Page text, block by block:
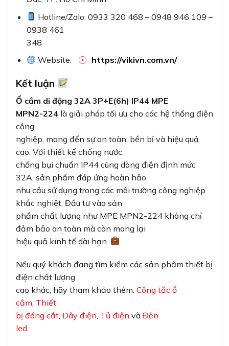
Hotline/Zalo: 0933 320 468 – 0948 946 109 –
0938 461
348
Website:
https://vikivn.com.vn/
Kết luận
Ổ cắm di động 32A 3P+E(6h) IP44 MPE
MPN2-224 là giải pháp tối ưu cho các hệ thống điện
công
nghiệp, mang đến sự an toàn, bền bỉ và hiệu quả
cao. Với thiết kế chống nước,
chống bụi chuẩn IP44 cùng dòng điện định mức
32A, sản phẩm đáp ứng hoàn hảo
nhu cầu sử dụng trong các môi trường công nghiệp
khắc nghiệt. Đầu tư vào sản
phẩm chất lượng như MPE MPN2-224 không chỉ
đảm bảo an toàn mà còn mang lại
hiệu quả kinh tế dài hạn.
Nếu quý khách đang tìm kiếm các sản phẩm thiết bị
điện chất lượng
cao khác, hãy tham khảo thêm: Công tắc ổ
cắm, Thiết
bị đóng cắt, Dây điện, Tủ điện và Đèn
led.